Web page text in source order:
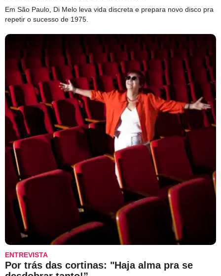
Em São Paulo, Di Melo leva vida discreta e prepara novo disco pra
repetir o sucesso de 1975.
ENTREVISTA
Por trás das cortinas: "Haja alma pra se